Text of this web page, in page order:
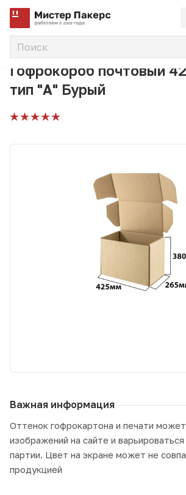
Главная
Гофрокороб почтовый
тип "А" Бурый
Важная информация
Оттенок гофрокартона и печати
изображений на сайте и
партии. Цвет на экране может не
продукцией